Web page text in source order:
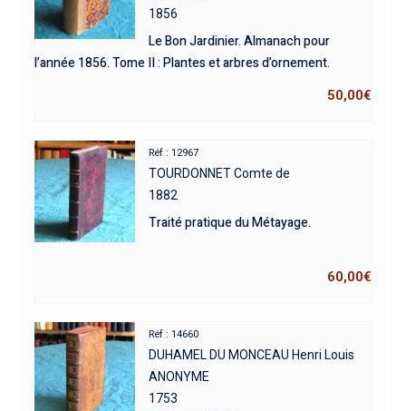
1856
Le Bon Jardinier. Almanach pour
l’année 1856. Tome II : Plantes et arbres d’ornement.
50,00€
Réf : 12967
TOURDONNET Comte de
1882
Traité pratique du Métayage.
60,00€
Réf : 14660
DUHAMEL DU MONCEAU Henri Louis
ANONYME
1753